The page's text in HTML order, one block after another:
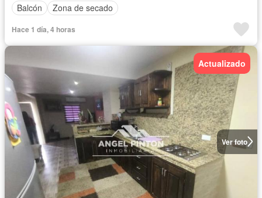
Balcón
Zona de secado
Hace 1 día, 4 horas
Ver foto
Actualizado